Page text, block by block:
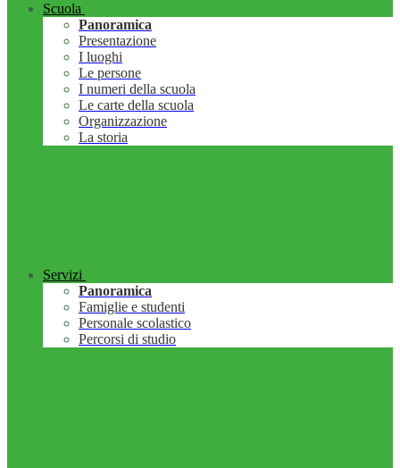
Scuola
Panoramica
Presentazione
I luoghi
Le persone
I numeri della scuola
Le carte della scuola
Organizzazione
La storia
Servizi
Panoramica
Famiglie e studenti
Personale scolastico
Percorsi di studio